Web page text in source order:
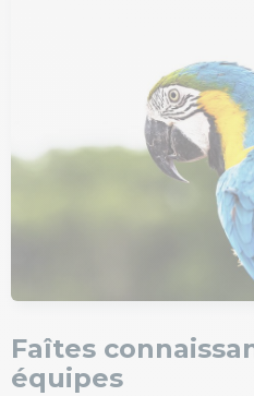
Faîtes
équipes